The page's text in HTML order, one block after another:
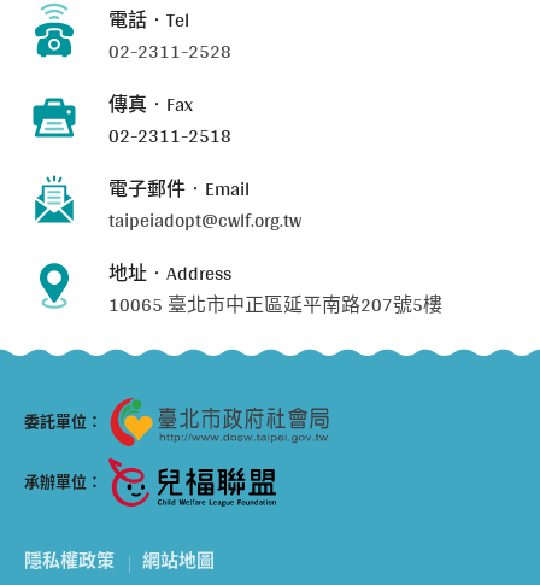
電話‧Tel
02-2311-2528
傳真‧Fax
02-2311-2518
電子郵件‧Email
taipeiadopt@cwlf.org.tw
地址‧Address
10065 臺北市中正區延平南路207號5樓
隱私權政策 網站地圖
委託單位：
承辦單位：